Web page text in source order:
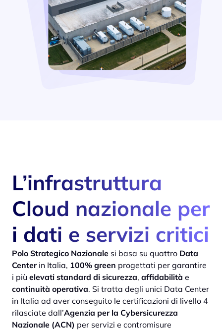
L’infrastruttura
Cloud nazionale per
i dati e servizi critici
Polo Strategico Nazionale si basa su quattro Data
Centerin Italia, 100% green progettati per garantire
i più elevati standard di sicurezza, affidabilità e
continuità operativa. Si tratta degli unici Data Center
in Italia ad aver conseguito le certificazioni di livello 4
rilasciate dall’Agenzia per la Cybersicurezza
Nazionale (ACN) per servizi e contromisure